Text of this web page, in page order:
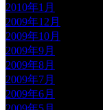
2010年1月
2009年12月
2009年10月
2009年9月
2009年8月
2009年7月
2009年6月